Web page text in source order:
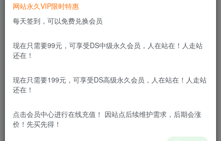
网站永久VIP限时特惠
每天签到，可以免费兑换会员
现在只需要99元，可享受DS中级永久会员，人在站在！人走站
还在！
现在只需要199元，可享受DS高级永久会员，人在站在！人走站
还在！
点击会员中心进行在线充值！ 因站点后续维护需求，后期会涨
价！先买先得！